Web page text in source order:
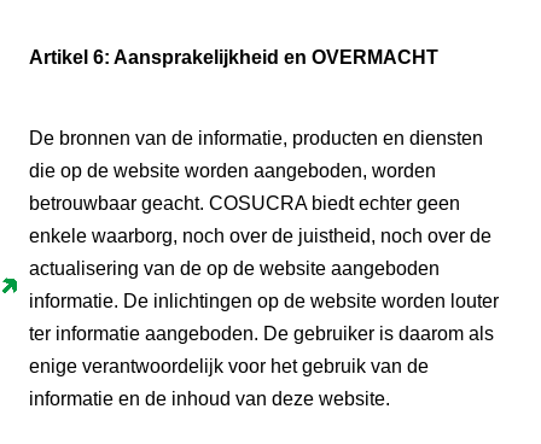
Artikel 6: Aansprakelijkheid en OVERMACHT
De bronnen van de informatie, producten en diensten
die op de website worden aangeboden, worden
betrouwbaar geacht. COSUCRA biedt echter geen
enkele waarborg, noch over de juistheid, noch over de
actualisering van de op de website aangeboden
informatie. De inlichtingen op de website worden louter
ter informatie aangeboden. De gebruiker is daarom als
enige verantwoordelijk voor het gebruik van de
informatie en de inhoud van deze website.